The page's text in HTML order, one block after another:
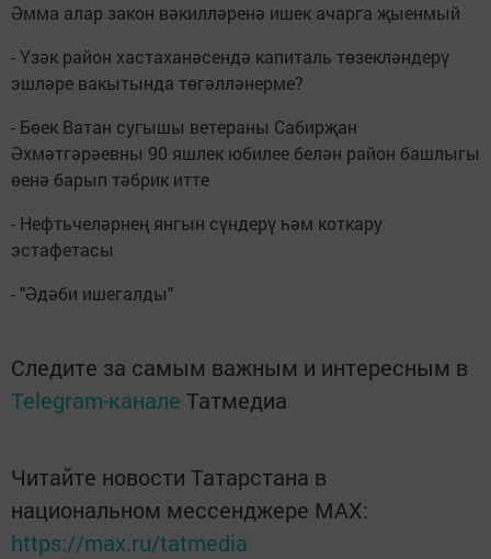
Әмма алар закон вәкилләренә ишек ачарга җыенмый
- Үзәк район хастаханәсендә капиталь төзекләндерү
эшләре вакытында төгәлләнерме?
- Бөек Ватан сугышы ветераны Сабирҗан
Әхмәтгәрәевны 90 яшлек юбилее белән район башлыгы
өенә барып тәбрик итте
- Нефтьчеләрнең янгын сүндерү һәм коткару
эстафетасы
- "Әдәби ишегалды"
Следите за самым важным и интересным в
Telegram-канале Татмедиа
Читайте новости Татарстана в
национальном мессенджере MАХ:
https://max.ru/tatmedia